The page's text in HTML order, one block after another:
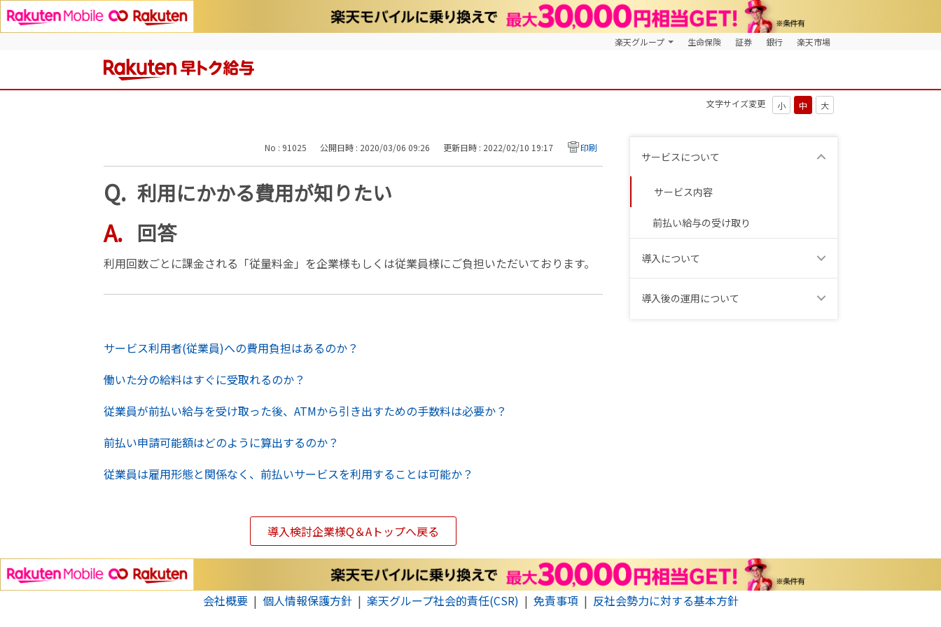
楽天グループ 生命保険 証券 銀行 楽天市場
文字サイズ変更
サービスについて
サービス内容
前払い給与の受け取り
導入について
導入後の運用について
No : 91025 公開日時 : 2020/03/06 09:26 更新日時 : 2022/02/10 19:17 印刷
利用にかかる費用が知りたい
回答
利用回数ごとに課金される「従量料金」を企業様もしくは従業員様にご負担いただいております。
サービス利用者(従業員)への費用負担はあるのか？
働いた分の給料はすぐに受取れるのか？
従業員が前払い給与を受け取った後、ATMから引き出すための手数料は必要か？
前払い申請可能額はどのように算出するのか？
従業員は雇用形態と関係なく、前払いサービスを利用することは可能か？
導入検討企業様Q＆Aトップへ戻る
会社概要 個人情報保護方針 楽天グループ社会的責任(CSR) 免責事項 反社会勢力に対する基本方針